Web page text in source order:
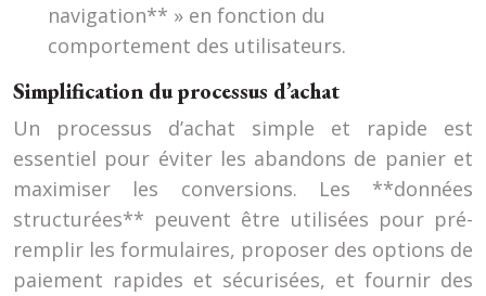
navigation** » en fonction du
comportement des utilisateurs.
Simplification du processus d’achat
Un processus d’achat simple et rapide est
essentiel pour éviter les abandons de panier et
maximiser les conversions. Les **données
structurées** peuvent être utilisées pour pré-
remplir les formulaires, proposer des options de
paiement rapides et sécurisées, et fournir des